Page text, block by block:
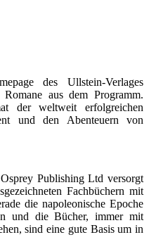
des Ullstein-Verlages
aus dem Programm.
der weltweit erfolgreichen
und den Abenteuern von
Publishing Ltd versorgt
Fachbüchern mit
die napoleonische Epoche
und die Bücher, immer mit
sind eine gute Basis um in